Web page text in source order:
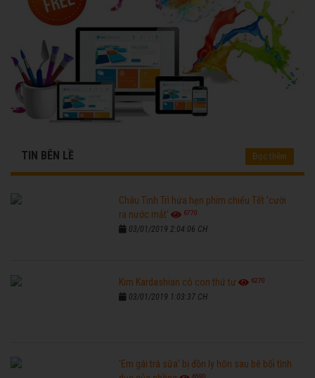
TIN BÊN LỀ Đọc thêm
Châu Tinh Trì hứa hẹn phim chiếu Tết 'cười
ra nước mắt'
6770
03/01/2019 2:04:06 CH
Kim Kardashian có con thứ tư 6270
03/01/2019 1:03:37 CH
'Em gái trà sữa' bị đồn ly hôn sau bê bối tình
6590